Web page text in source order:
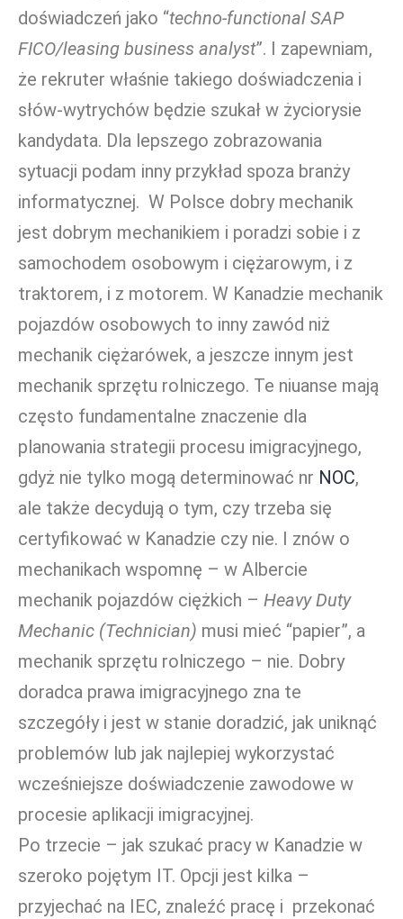
doświadczeń jako “techno-functional SAP
FICO/leasing business analyst”. I zapewniam,
że rekruter właśnie takiego doświadczenia i
słów-wytrychów będzie szukał w życiorysie
kandydata. Dla lepszego zobrazowania
sytuacji podam inny przykład spoza branży
informatycznej. W Polsce dobry mechanik
jest dobrym mechanikiem i poradzi sobie i z
samochodem osobowym i ciężarowym, i z
traktorem, i z motorem. W Kanadzie mechanik
pojazdów osobowych to inny zawód niż
mechanik ciężarówek, a jeszcze innym jest
mechanik sprzętu rolniczego. Te niuanse mają
często fundamentalne znaczenie dla
planowania strategii procesu imigracyjnego,
gdyż nie tylko mogą determinować nr NOC,
ale także decydują o tym, czy trzeba się
certyfikować w Kanadzie czy nie. I znów o
mechanikach wspomnę – w Albercie
mechanik pojazdów ciężkich – Heavy Duty
Mechanic (Technician) musi mieć “papier”, a
mechanik sprzętu rolniczego – nie. Dobry
doradca prawa imigracyjnego zna te
szczegóły i jest w stanie doradzić, jak uniknąć
problemów lub jak najlepiej wykorzystać
wcześniejsze doświadczenie zawodowe w
procesie aplikacji imigracyjnej.
Po trzecie – jak szukać pracy w Kanadzie w
szeroko pojętym IT. Opcji jest kilka –
przyjechać na IEC, znaleźć pracę i przekonać